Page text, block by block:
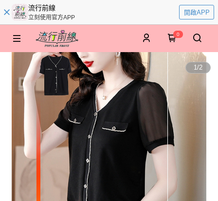
流行前線
立刻使用官方APP
開啟APP
0
1/2